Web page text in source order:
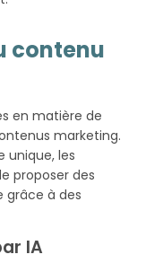
contenu
en matière de
marketing.
unique, les
proposer des
grâce à des
IA